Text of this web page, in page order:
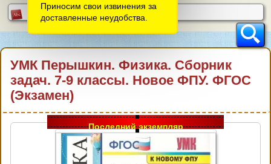
УМК Перышкин. Физика. Сборник
задач. 7-9 классы. Новое ФПУ. ФГОС
(Экзамен)
Последний экземпляр
Приносим свои извинения за
доставленные неудобства.